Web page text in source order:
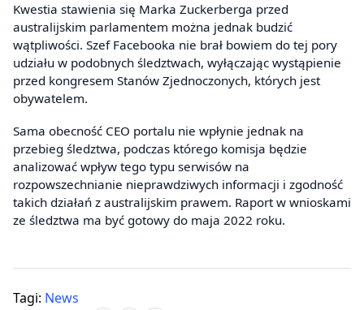
Kwestia stawienia się Marka Zuckerberga przed
australijskim parlamentem można jednak budzić
wątpliwości. Szef Facebooka nie brał bowiem do tej pory
udziału w podobnych śledztwach, wyłączając wystąpienie
przed kongresem Stanów Zjednoczonych, których jest
obywatelem.
Sama obecność CEO portalu nie wpłynie jednak na
przebieg śledztwa, podczas którego komisja będzie
analizować wpływ tego typu serwisów na
rozpowszechnianie nieprawdziwych informacji i zgodność
takich działań z australijskim prawem. Raport w wnioskami
ze śledztwa ma być gotowy do maja 2022 roku.
Tagi: News